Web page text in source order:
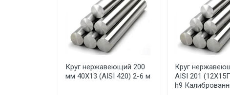
Уведомление об оплате
При доставке товара, Клиент
предоставляется не более 2-х
Стоимость доставки по РФ
Круг нержавеющий 200
мм 40Х13 (AISI 420) 2-6 м
Круг
AISI 201
h9